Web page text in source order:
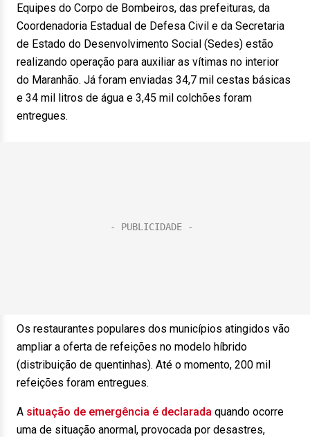
Equipes do Corpo de Bombeiros, das prefeituras, da
Coordenadoria Estadual de Defesa Civil e da Secretaria
de Estado do Desenvolvimento Social (Sedes) estão
realizando operação para auxiliar as vítimas no interior
do Maranhão. Já foram enviadas 34,7 mil cestas básicas
e 34 mil litros de água e 3,45 mil colchões foram
entregues.
Os restaurantes populares dos municípios atingidos vão
ampliar a oferta de refeições no modelo híbrido
(distribuição de quentinhas). Até o momento, 200 mil
refeições foram entregues.
A situação de emergência é declarada quando ocorre
uma de situação anormal, provocada por desastres,